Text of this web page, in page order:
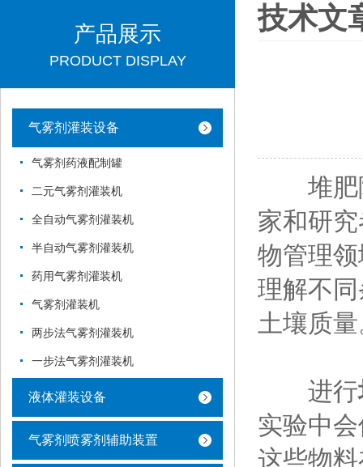
产品展示
PRODUCT DISPLAY
气雾剂灌装设备
气雾剂药液配制罐
二元气雾剂灌装机
全自动气雾剂灌装机
半自动气雾剂灌装机
药用气雾剂灌装机
气雾剂灌装机
两步法气雾剂灌装机
一步法气雾剂灌装机
液体灌装设备
气雾剂喷雾剂辅助装置
技术文
堆肥降
家和研
物管理
理解不
土壤质
进行
实验中
这些物